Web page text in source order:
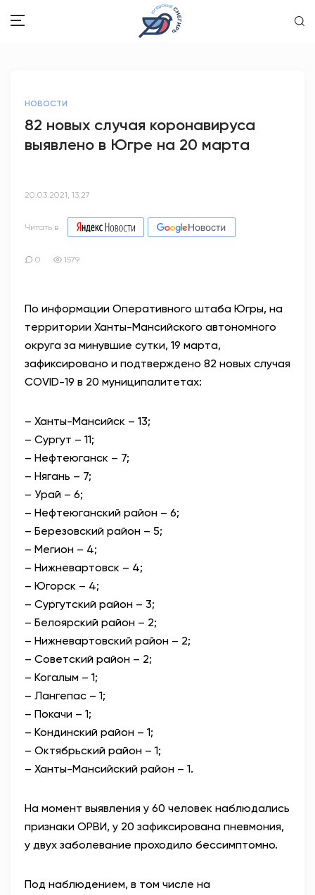
ОБРАЗОВАНИЕ
ЭТО У НАС СЕМЕЙНОЕ
АНТИТЕРРОР
Вход / Регистрация
НОВОСТИ
82 новых случая коронавируса
выявлено в Югре на 20 марта
20.03.2021, 13:27
Читать в
0 1579
По информации Оперативного штаба Югры, на
территории Ханты-Мансийского автономного
округа за минувшие сутки, 19 марта,
зафиксировано и подтверждено 82 новых случая
COVID-19 в 20 муниципалитетах:
– Ханты-Мансийск – 13;
– Сургут – 11;
– Нефтеюганск – 7;
– Нягань – 7;
– Урай – 6;
– Нефтеюганский район – 6;
– Березовский район – 5;
– Мегион – 4;
– Нижневартовск – 4;
– Югорск – 4;
– Сургутский район – 3;
– Белоярский район – 2;
– Нижневартовский район – 2;
– Советский район – 2;
– Когалым – 1;
– Лангепас – 1;
– Покачи – 1;
– Кондинский район – 1;
– Октябрьский район – 1;
– Ханты-Мансийский район – 1.
На момент выявления у 60 человек наблюдались
признаки ОРВИ, у 20 зафиксирована пневмония,
у двух заболевание проходило бессимптомно.
Под наблюдением, в том числе на